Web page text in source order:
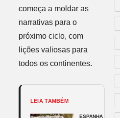
começa a moldar as
narrativas para o
próximo ciclo, com
lições valiosas para
todos os continentes.
LEIA TAMBÉM
ESPANHA